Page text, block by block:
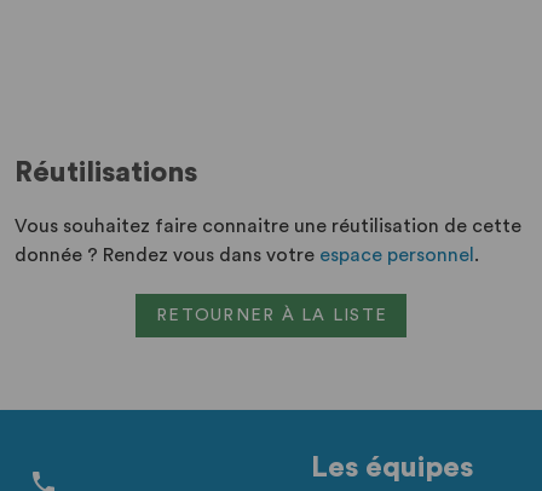
Réutilisations
Vous souhaitez faire connaitre une réutilisation de cette
donnée ? Rendez vous dans votre espace personnel .
RETOURNER À LA LISTE
Les équipes